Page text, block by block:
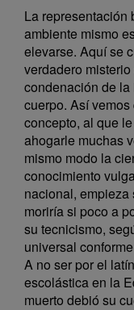
La representación
ambiente mismo
elevarse. Aquí se
verdadero
condenación de
cuerpo. Así
concepto, al que
ahogarle muchas
mismo modo la
conocimiento
nacional,
moriría si poco a
su tecnicismo,
universal
A no ser por el
escolástica en la
muerto debió su